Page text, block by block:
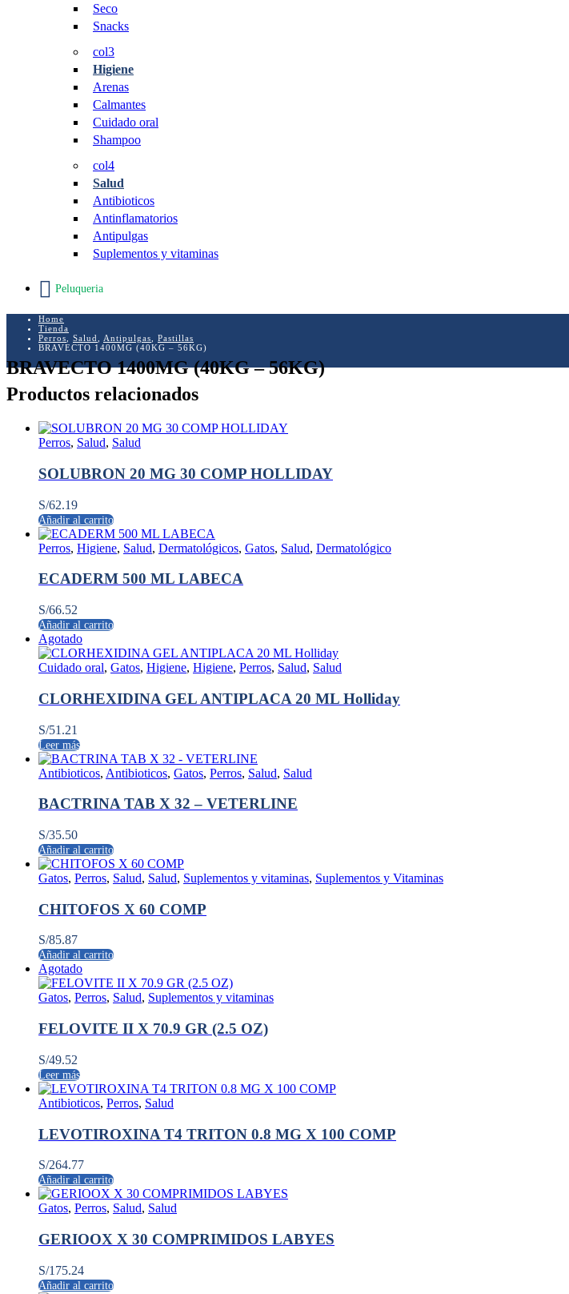
Seco
Snacks
col3
Higiene
Arenas
Calmantes
Cuidado oral
Shampoo
col4
Salud
Antibioticos
Antinflamatorios
Antipulgas
Suplementos y vitaminas
Peluqueria
Home
Tienda
Perros
Salud Antipulgas
Pastillas
BRAVECTO 1400MG (40KG – 56KG)
BRAVECTO 1400MG (40KG – 56KG)
Productos relacionados
Perros, Salud, Salud
SOLUBRON 20 MG 30 COMP HOLLIDAY
S/62.19
Añadir al carrito
Perros, Higiene, Salud, Dermatológicos, Gatos, Salud, Dermatológico
ECADERM 500 ML LABECA
S/66.52
Añadir al carrito
Agotado
Cuidado oral, Gatos, Higiene, Higiene, Perros, Salud, Salud
CLORHEXIDINA GEL ANTIPLACA 20 ML Holliday
S/51.21
Leer más
Antibioticos, Antibioticos, Gatos, Perros, Salud, Salud
BACTRINA TAB X 32 – VETERLINE
S/35.50
Añadir al carrito
Gatos, Perros, Salud, Salud, Suplementos y vitaminas, Suplementos y Vitaminas
CHITOFOS X 60 COMP
S/85.87
Añadir al carrito
Agotado
Gatos, Perros, Salud, Suplementos y vitaminas
FELOVITE II X 70.9 GR (2.5 OZ)
S/49.52
Leer más
Antibioticos, Perros, Salud
LEVOTIROXINA T4 TRITON 0.8 MG X 100 COMP
S/264.77
Añadir al carrito
Gatos, Perros, Salud, Salud
GERIOOX X 30 COMPRIMIDOS LABYES
S/175.24
Añadir al carrito